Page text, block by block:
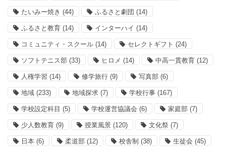
たいみー焼き (44) ふるさと劇団 (14)
ふるさと教育 (14) インターハイ (14)
コミュニティ・スクール (14) セレクトギフト (24)
ソフトテニス部 (33) ヒロメ (14) 中高一貫教育 (12)
人権学習 (14) 修学旅行 (9) 写真部 (6)
地域 (233) 地域探求 (7) 学校行事 (167)
学校設定科目 (5) 学校運営協議会 (6) 家庭部 (7)
少人数教育 (9) 授業風景 (120) 文化祭 (7)
日本 (6) 柔道部 (12) 校舎制 (38) 生徒会 (45)